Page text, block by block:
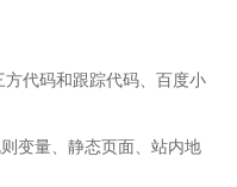
代码和跟踪代码、百度小
变量、静态页面、站内地